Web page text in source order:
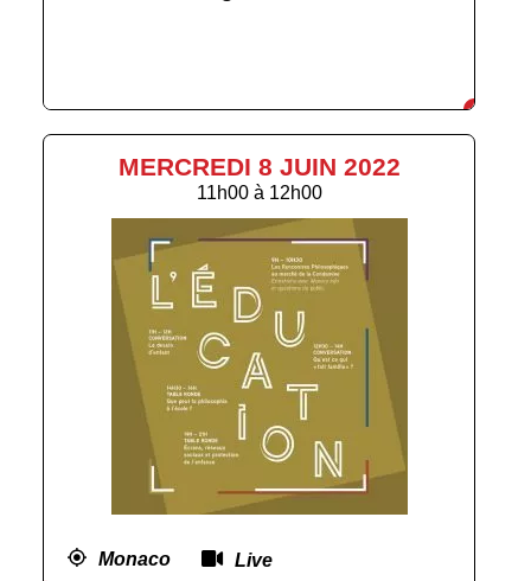
MERCREDI 8 JUIN 2022
11h00à 12h00
Monaco Live